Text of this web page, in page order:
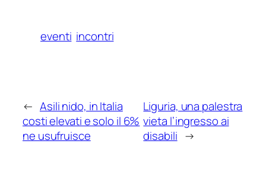
eventi incontri
← Asili nido, in Italia
costi elevati e solo il 6%
ne usufruisce
Liguria, una palestra
vieta l’ingresso ai
disabili →